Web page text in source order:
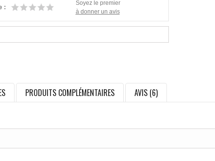
:
Soyez le premier
à donner un avis
PRODUITS COMPLÉMENTAIRES AVIS (6)